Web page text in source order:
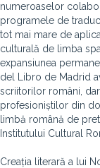
numeroaselor
programele de
tot mai mare de
culturală de limba
expansiunea
del Libro de Madrid
scriitorilor români,
profesioniștilor din
limbă română de
Institutului Cultural
Creația literară a lui